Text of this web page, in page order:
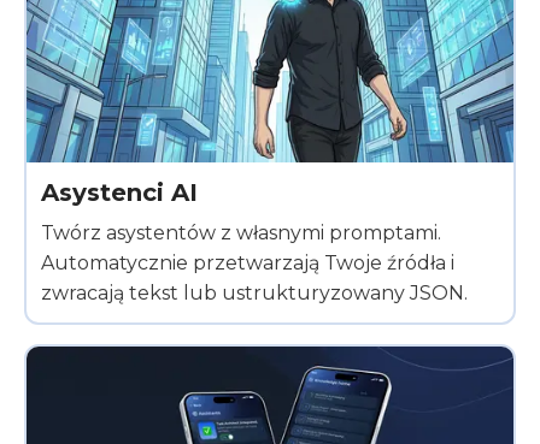
Asystenci AI
Twórz asystentów z własnymi promptami.
Automatycznie przetwarzają Twoje źródła i
zwracają tekst lub ustrukturyzowany JSON.